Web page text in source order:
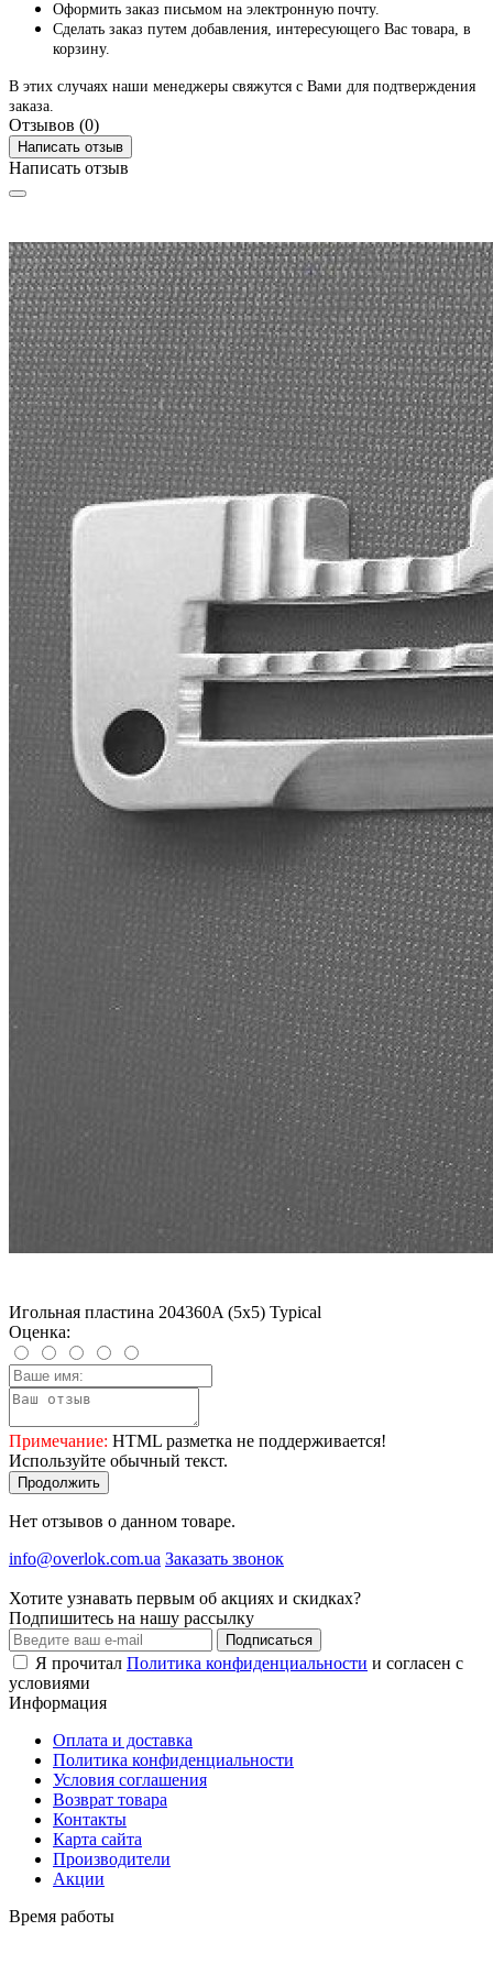
Оформить заказ письмом на электронную почту.
Сделать заказ путем добавления, интересующего Вас товара, в
корзину.
В этих случаях наши менеджеры свяжутся с Вами для подтверждения
заказа.
Отзывов (0)
Написать отзыв
Написать отзыв
Игольная пластина 204360A (5x5) Typical
Оценка:
Примечание: HTML разметка не поддерживается!
Используйте обычный текст.
Продолжить
Нет отзывов о данном товаре.
info@overlok.com.ua Заказать звонок
Хотите узнавать первым об акциях и скидках?
Подпишитесь на нашу рассылку
Подписаться
Я прочитал Политика конфиденциальности и согласен с
условиями
Информация
Оплата и доставка
Политика конфиденциальности
Условия соглашения
Возврат товара
Контакты
Карта сайта
Производители
Акции
Время работы